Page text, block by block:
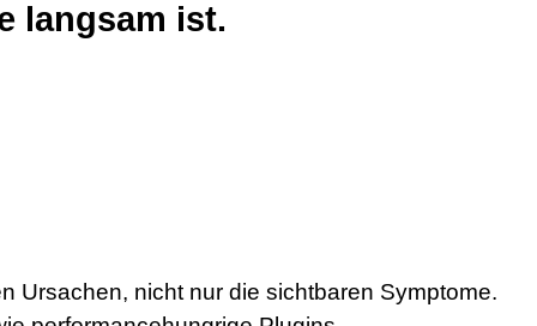
langsam ist.
Ursachen, nicht nur die sichtbaren Symptome.